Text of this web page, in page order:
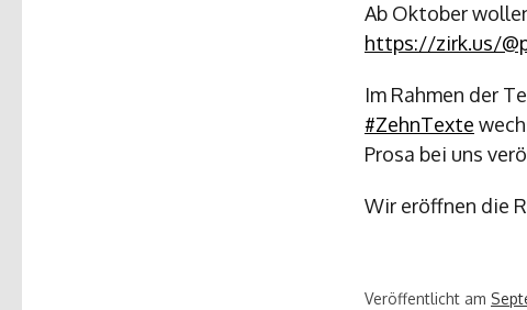
Ab Oktober
https://zirk.us/
Im Rahmen der
#ZehnTexte
Prosa bei uns
Wir eröffnen die
Veröffentlicht am